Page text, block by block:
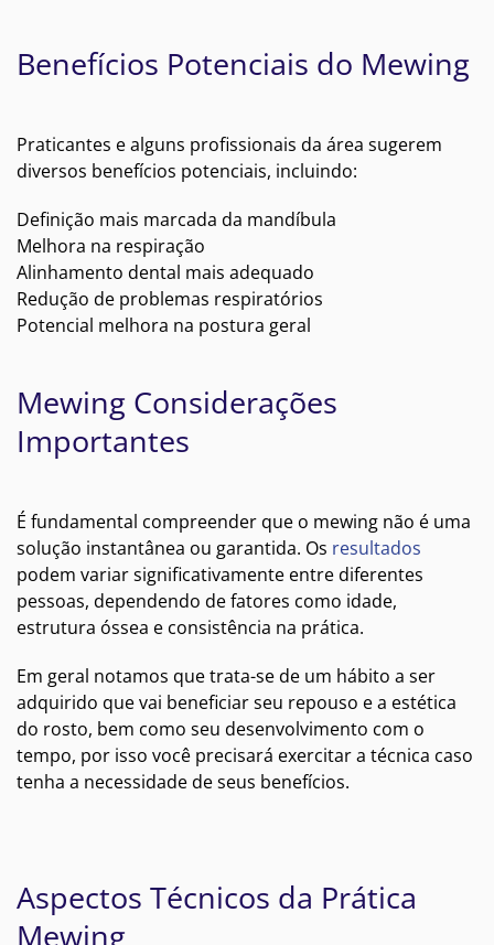
Benefícios Potenciais do Mewing
Praticantes e alguns profissionais da área sugerem
diversos benefícios potenciais, incluindo:
Definição mais marcada da mandíbula
Melhora na respiração
Alinhamento dental mais adequado
Redução de problemas respiratórios
Potencial melhora na postura geral
Mewing Considerações
Importantes
É fundamental compreender que o mewing não é uma
solução instantânea ou garantida. Os resultados
podem variar significativamente entre diferentes
pessoas, dependendo de fatores como idade,
estrutura óssea e consistência na prática.
Em geral notamos que trata-se de um hábito a ser
adquirido que vai beneficiar seu repouso e a estética
do rosto, bem como seu desenvolvimento com o
tempo, por isso você precisará exercitar a técnica caso
tenha a necessidade de seus benefícios.
Aspectos Técnicos da Prática
Mewing